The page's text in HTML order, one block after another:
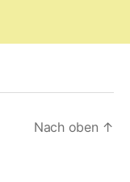
Nach oben ↑